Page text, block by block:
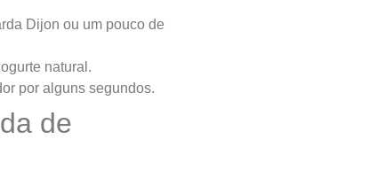
Dijon ou um pouco de
natural.
por alguns segundos.
de